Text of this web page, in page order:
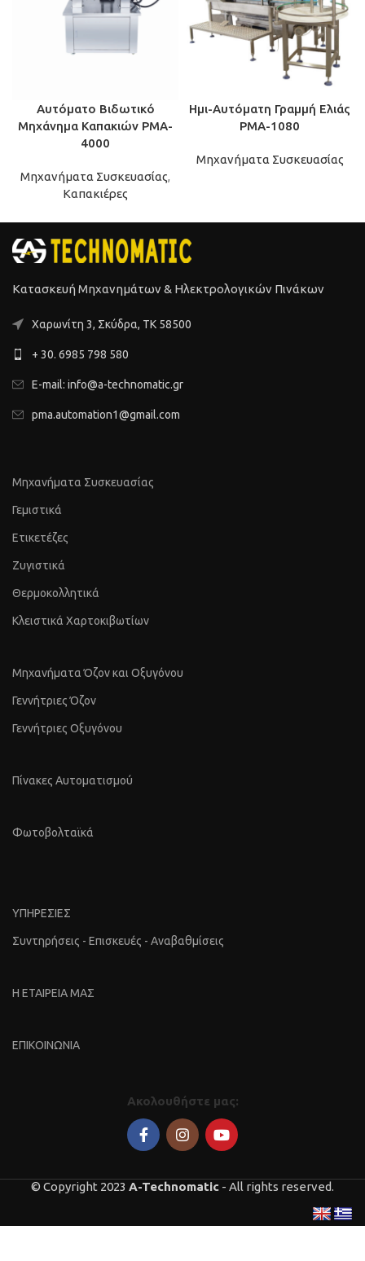
Αυτόματο Βιδωτικό
Μηχάνημα Καπακιών PMA-
4000
Μηχανήματα Συσκευασίας,
Καπακιέρες
Ημι-Αυτόματη Γραμμή Ελιάς
PMA-1080
Μηχανήματα Συσκευασίας
Κατασκευή Μηχανημάτων & Ηλεκτρολογικών Πινάκων
Xαρωνίτη 3, Σκύδρα, ΤΚ 58500
+ 30. 6985 798 580
E-mail: info@a-technomatic.gr
pma.automation1@gmail.com
Μηχανήματα Συσκευασίας
Γεμιστικά
Ετικετέζες
Ζυγιστικά
Θερμοκολλητικά
Κλειστικά Χαρτοκιβωτίων
Μηχανήματα Όζον και Οξυγόνου
Γεννήτριες Όζον
Γεννήτριες Οξυγόνου
Πίνακες Αυτοματισμού
Φωτοβολταϊκά
ΥΠΗΡΕΣΙΕΣ
Συντηρήσεις - Επισκευές - Αναβαθμίσεις
Η ΕΤΑΙΡΕΙΑ ΜΑΣ
ΕΠΙΚΟΙΝΩΝΙΑ
Ακολουθήστε μας:
© Copyright 2023 A-Technomatic - All rights reserved.